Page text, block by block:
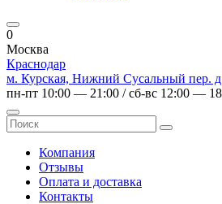
0
Москва
Краснодар
м. Курская, Нижний Сусальный пер.
пн-пт 10:00 — 21:00 / сб-вс 12:00 —
Компания
Отзывы
Оплата и доставка
Контакты